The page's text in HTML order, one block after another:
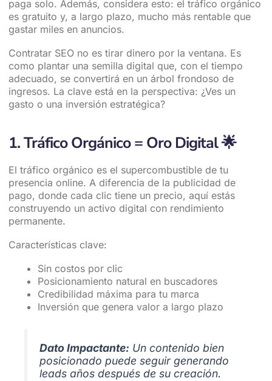
paga solo. Además, considera esto: el tráfico orgánico
es gratuito y, a largo plazo, mucho más rentable que
gastar miles en anuncios.
Contratar SEO no es tirar dinero por la ventana. Es
como plantar una semilla digital que, con el tiempo
adecuado, se convertirá en un árbol frondoso de
ingresos. La clave está en la perspectiva: ¿Ves un
gasto o una inversión estratégica?
1. Tráfico Orgánico = Oro Digital🌟
El tráfico orgánico es el supercombustible de tu
presencia online. A diferencia de la publicidad de
pago, donde cada clic tiene un precio, aquí estás
construyendo un activo digital con rendimiento
permanente.
Características clave:
Sin costos por clic
Posicionamiento natural en buscadores
Credibilidad máxima para tu marca
Inversión que genera valor a largo plazo
Dato Impactante: Un contenido bien
posicionado puede seguir generando
leads años después de su creación.